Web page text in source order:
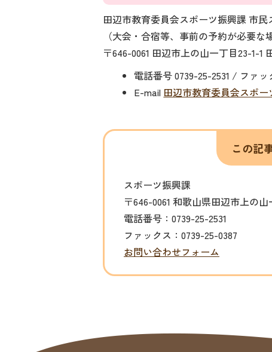
田辺市教育委員会スポーツ振興課 市
（大会・合宿等、事前の予約が必要
〒646-0061 田辺市上の山一丁目23-1-1
電話番号 0739-25-2531 / ファッ
E-mail 田辺市教育委員会スポ
この記
スポーツ振興課
〒646-0061 和歌山県田辺市上の
電話番号：0739-25-2531
ファックス：0739-25-0387
お問い合わせフォーム